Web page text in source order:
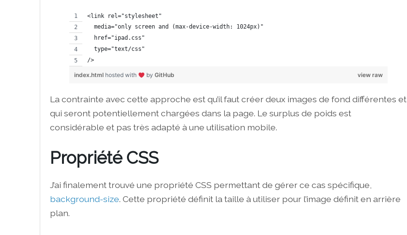
<link rel="stylesheet"
  media="only screen and (max-device-width: 1024px)"
  href="ipad.css"
  type="text/css"
/>
view raw
index.html hosted with by GitHub
La contrainte avec cette approche est qu’il faut créer deux images de fond différentes et
qui seront potentiellement chargées dans la page. Le surplus de poids est
considérable et pas très adapté à une utilisation mobile.
Propriété CSS
J’ai finalement trouvé une propriété CSS permettant de gérer ce cas spécifique,
background-size. Cette propriété définit la taille à utiliser pour l’image définit en arrière
plan.